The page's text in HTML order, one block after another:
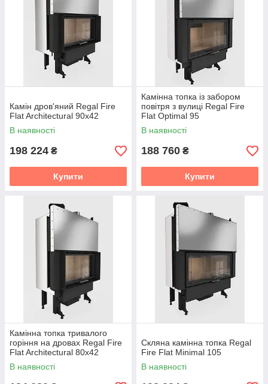
Камін дров'яний Regal Fire
Flat Architectural 90x42
В наявності
198 224 ₴
Купити
Камінна топка із забором
повітря з вулиці Regal Fire
Flat Optimal 95
В наявності
188 760 ₴
Купити
Камінна топка тривалого
горіння на дровах Regal Fire
Flat Architectural 80x42
В наявності
Скляна камінна топка Regal
Fire Flat Minimal 105
В наявності